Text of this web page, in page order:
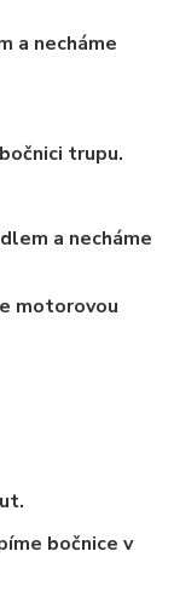
a necháme
trupu.
a necháme
motorovou
bočnice v